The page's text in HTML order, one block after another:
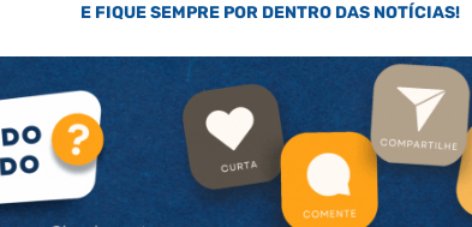
E FIQUE SEMPRE POR DENTRO DAS NOTÍCIAS!